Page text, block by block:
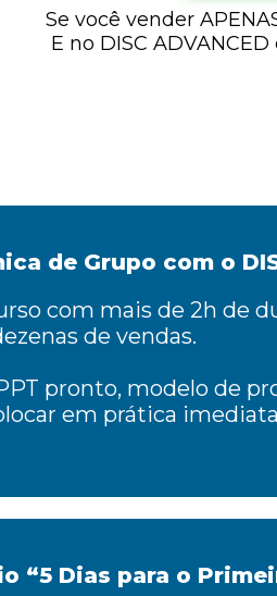
Se você vender
E no DISC
de Grupo com o
com mais de 2h de
de vendas.
pronto, modelo de
em prática
“5 Dias para o